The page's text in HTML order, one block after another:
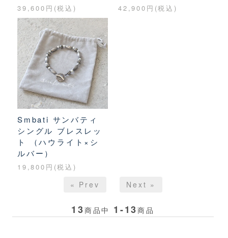
39,600円(税込) 42,900円(税込)
Smbati サンバティ
シングル ブレスレッ
ト （ハウライト×シ
ルバー）
19,800円(税込)
« Prev Next »
13商品中 1-13商品